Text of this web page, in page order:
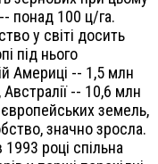
понад 100 ц/га.
у світі досить
під нього
Америці -- 1,5 млн
-- 10,6 млн
земель,
значно зросла.
році спільна